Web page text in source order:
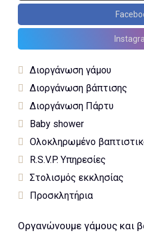
Διοργάνωση γάμου
Διοργάνωση βάπτισης
Διοργάνωση Πάρτυ
Baby shower
Ολοκληρωμένο
R.S.V.P. Υπηρεσίες
Στολισμός εκκλησίας
Προσκλητήρια
Οργανώνουμε γάμους και